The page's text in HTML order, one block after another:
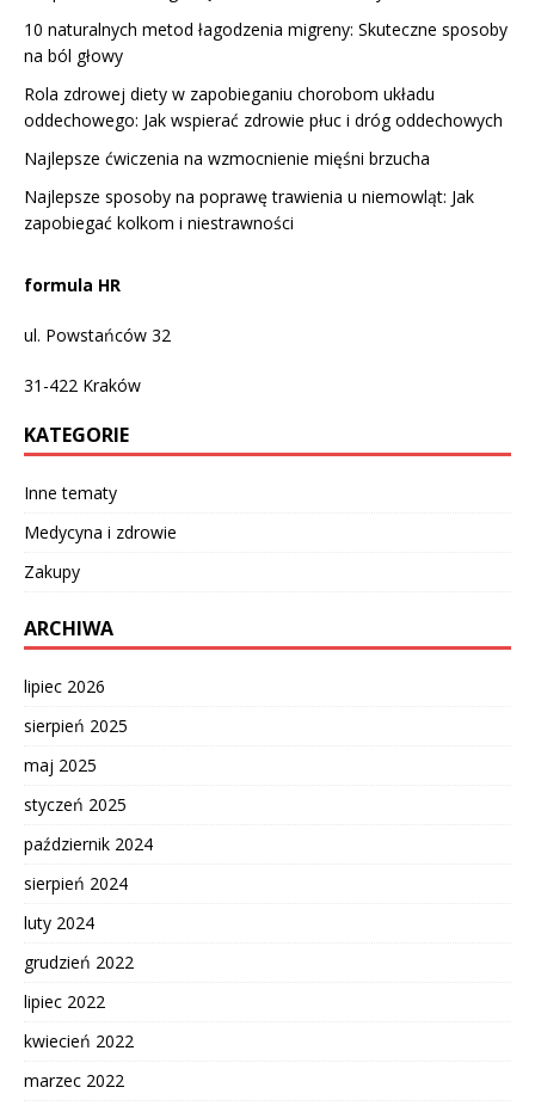
10 naturalnych metod łagodzenia migreny: Skuteczne sposoby
na ból głowy
Rola zdrowej diety w zapobieganiu chorobom układu
oddechowego: Jak wspierać zdrowie płuc i dróg oddechowych
Najlepsze ćwiczenia na wzmocnienie mięśni brzucha
Najlepsze sposoby na poprawę trawienia u niemowląt: Jak
zapobiegać kolkom i niestrawności
formula HR
ul. Powstańców 32
31-422 Kraków
KATEGORIE
Inne tematy
Medycyna i zdrowie
Zakupy
ARCHIWA
lipiec 2026
sierpień 2025
maj 2025
styczeń 2025
październik 2024
sierpień 2024
luty 2024
grudzień 2022
lipiec 2022
kwiecień 2022
marzec 2022